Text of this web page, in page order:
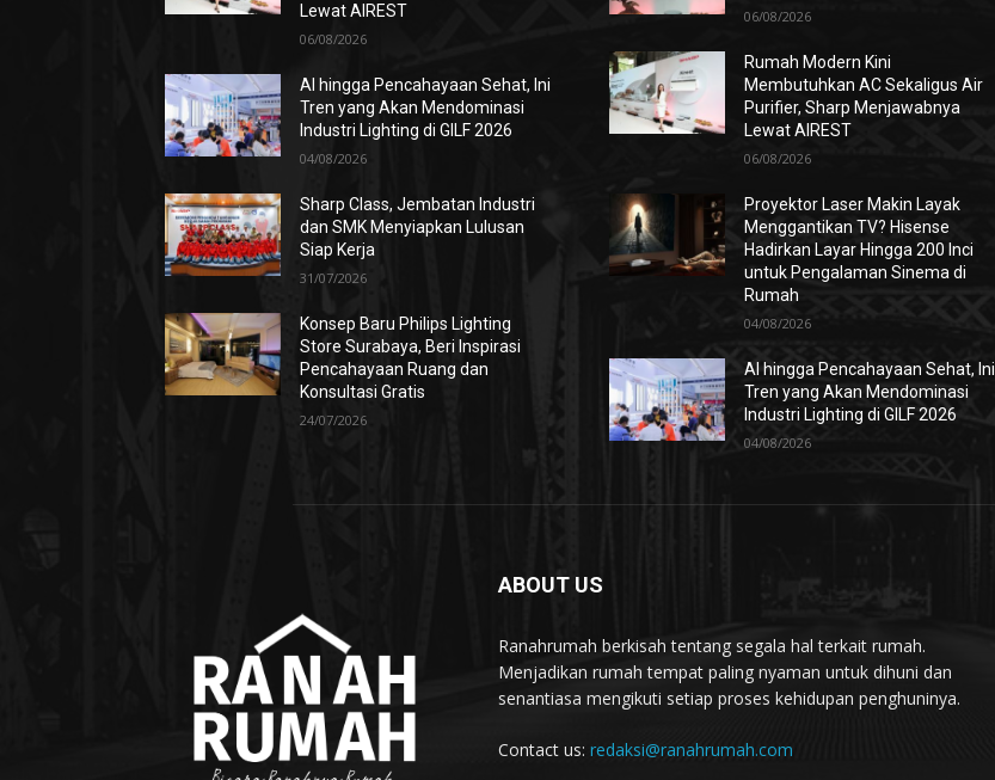
Lewat AIREST
06/08/2026
AI hingga Pencahayaan Sehat, Ini
Tren yang Akan Mendominasi
Industri Lighting di GILF 2026
04/08/2026
Sharp Class, Jembatan Industri
dan SMK Menyiapkan Lulusan
Siap Kerja
31/07/2026
Konsep Baru Philips Lighting
Store Surabaya, Beri Inspirasi
Pencahayaan Ruang dan
Konsultasi Gratis
24/07/2026
06/08/2026
Rumah Modern Kini
Membutuhkan AC Sekaligus Air
Purifier, Sharp Menjawabnya
Lewat AIREST
06/08/2026
Proyektor Laser Makin Layak
Menggantikan TV? Hisense
Hadirkan Layar Hingga 200 Inci
untuk Pengalaman Sinema di
Rumah
04/08/2026
AI hingga Pencahayaan Sehat, Ini
Tren yang Akan Mendominasi
Industri Lighting di GILF 2026
04/08/2026
ABOUT US
Ranahrumah berkisah tentang segala hal terkait rumah.
Menjadikan rumah tempat paling nyaman untuk dihuni dan
senantiasa mengikuti setiap proses kehidupan penghuninya.
Contact us: redaksi@ranahrumah.com